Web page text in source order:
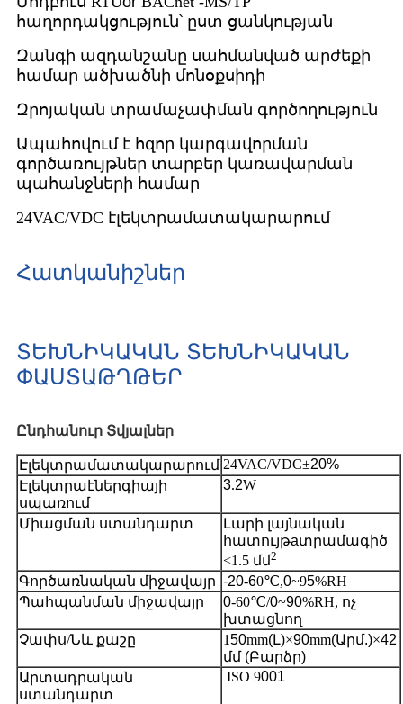
հաղորդակցություն՝ ըստ ցանկության
Զանգի ազդանշանը սահմանված արժեքի
համար ածխածնի մոնօքսիդի
Զրոյական տրամաչափման գործողություն
Ապահովում է հզոր կարգավորման
գործառույթներ տարբեր կառավարման
պահանջների համար
24VAC/VDC էլեկտրամատակարարում
Հատկանիշներ
ՏԵԽՆԻԿԱԿԱՆ ՏԵԽՆԻԿԱԿԱՆ
ՓԱՍՏԱԹՂԹԵՐ
Ընդհանուր Տվյալներ
Էլեկտրամատակարարում 24VAC/VDC±20%
Էլեկտրաէներգիայի
սպառում
3.2W
Միացման ստանդարտ
Լարի լայնական
հատույթaտրամագիծ
<1.5 մմ2
Գործառնական միջավայր -20-60℃,0~95%RH
Պահպանման միջավայր
0-60℃/0~90%RH, ոչ
խտացնող
Չափս/Նև քաշը 150mm(Լ)×90mm(Արմ.)×42
մմ (Բարձր)
Արտադրական
ստանդարտ
ISO 9001